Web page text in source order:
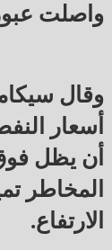
واصلت
وقال
أسعار
المخاطر
الارتفاع.